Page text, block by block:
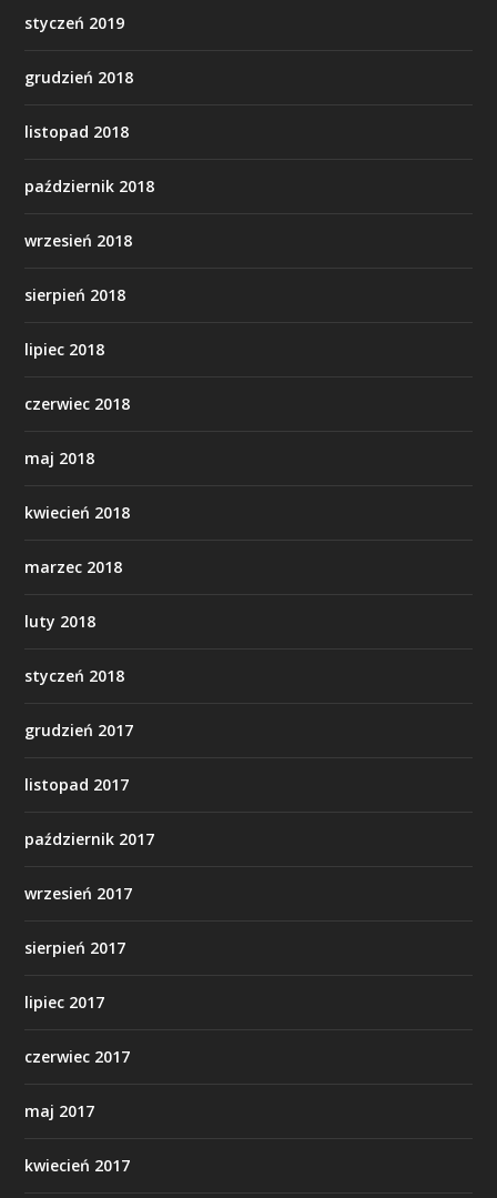
styczeń 2019
grudzień 2018
listopad 2018
październik 2018
wrzesień 2018
sierpień 2018
lipiec 2018
czerwiec 2018
maj 2018
kwiecień 2018
marzec 2018
luty 2018
styczeń 2018
grudzień 2017
listopad 2017
październik 2017
wrzesień 2017
sierpień 2017
lipiec 2017
czerwiec 2017
maj 2017
kwiecień 2017